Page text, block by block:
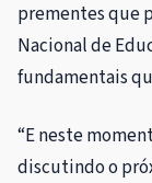
prementes que
Nacional de
fundamentais
“E neste
discutindo o